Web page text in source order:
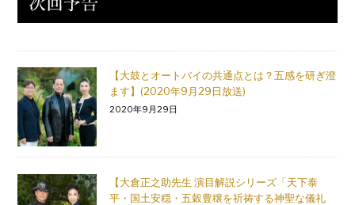
【大鼓とオートバイの共通点とは？五感を研ぎ澄
ます】(2020年9月29日放送)
2020年9月29日
【大倉正之助先生 演目解説シリーズ「天下泰
平・国土安穏・五穀豊穣を祈祷する神聖な儀礼